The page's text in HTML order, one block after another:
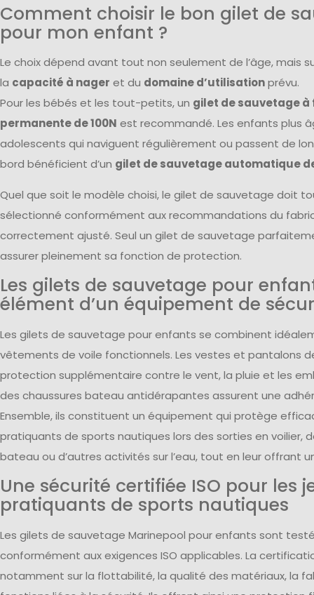
Comment choisir le bon gilet de
pour mon enfant ?
Le choix dépend avant tout non seulement de l’âge, mais
la capacité à nager et du domaine d’utilisationprévu.
Pour les bébés et les tout-petits, un gilet de sauvetage
permanente de 100N est recommandé. Les enfants plus
adolescents qui naviguent régulièrement ou passent de
bord bénéficient d’un gilet de sauvetage automatique
Quel que soit le modèle choisi, le gilet de sauvetage doit
sélectionné conformément aux recommandations du
correctement ajusté. Seul un gilet de sauvetage
assurer pleinement sa fonction de protection.
Les gilets de sauvetage pour
élément d’un équipement de
Les gilets de sauvetage pour enfants se combinent
vêtements de voile fonctionnels. Les vestes et pantalons
protection supplémentaire contre le vent, la pluie et les
des chaussures bateau antidérapantes assurent une
Ensemble, ils constituent un équipement qui protège
pratiquants de sports nautiques lors des sorties en voilier,
bateau ou d’autres activités sur l’eau, tout en leur offrant
Une sécurité certifiée ISO pour les
pratiquants de sports nautiques
Les gilets de sauvetage Marinepool pour enfants sont
conformément aux exigences ISO applicables. La
notamment sur la flottabilité, la qualité des matériaux, la